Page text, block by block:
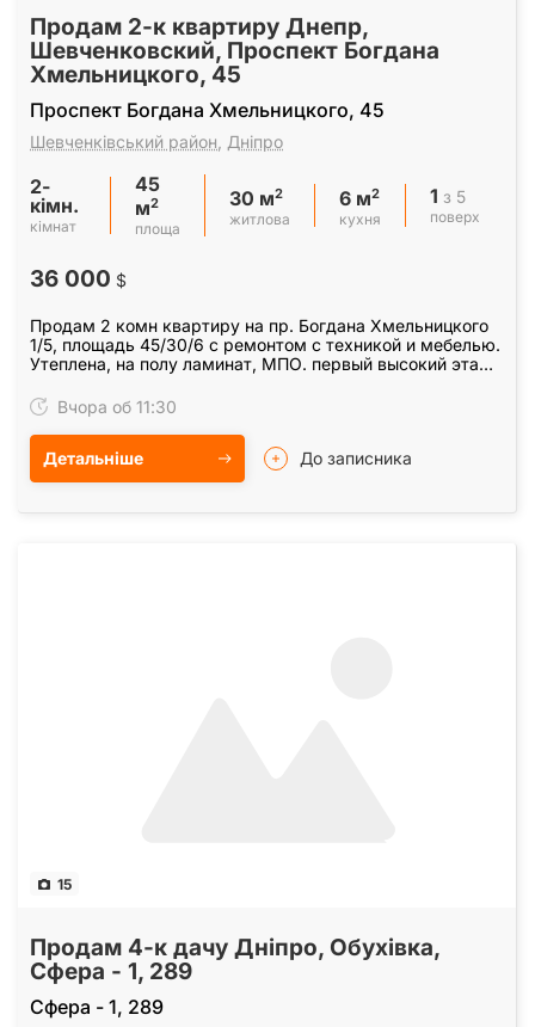
Продам 2-к квартиру Днепр,
Шевченковский, Проспект Богдана
Хмельницкого, 45
Проспект Богдана Хмельницкого, 45
Шевченківський район Дніпро
2-
кімн.
кімнат
45
м2
площа
30 м2
житлова
6 м2
кухня
1 з 5
поверх
36 000 $
Продам 2 комн квартиру на пр. Богдана Хмельницкого
1/5, площадь 45/30/6 с ремонтом с техникой и мебелью.
Утеплена, на полу ламинат, МПО. первый высокий этаж
Вчора об 11:30
Детальніше До записника
15
Продам 4-к дачу Дніпро, Обухівка,
Сфера - 1, 289
Сфера - 1, 289